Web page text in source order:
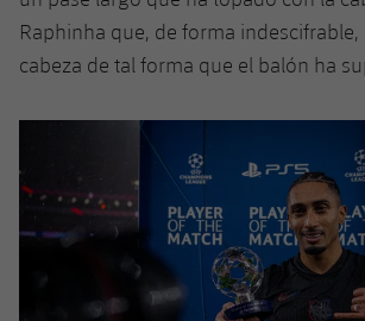
Raphinha que, de forma
cabeza de tal forma que el balón ha